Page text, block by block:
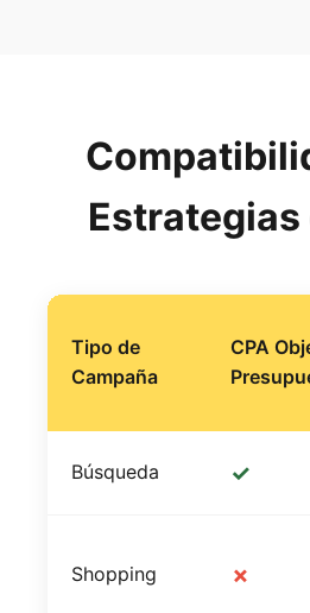
Estrategias
Tipo de
Campaña
CPA
Búsqueda ✓
Shopping ✗